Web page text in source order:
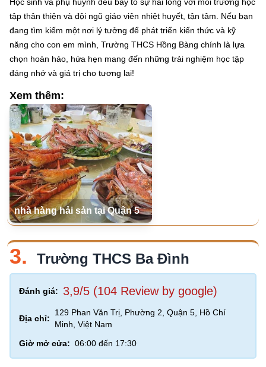
tập thân thiện và đội ngũ giáo viên nhiệt huyết, tận tâm. Nếu bạn
đang tìm kiếm một nơi lý tưởng để phát triển kiến thức và kỹ
năng cho con em mình, Trường THCS Hồng Bàng chính là lựa
chọn hoàn hảo, hứa hẹn mang đến những trải nghiệm học tập
đáng nhớ và giá trị cho tương lai!
Xem thêm:
nhà hàng hải sản tại Quận 5
3. Trường THCS Ba Đình
Đánh giá: 3,9/5 (104 Review by google)
Địa chỉ:
129 Phan Văn Trị, Phường 2, Quận 5, Hồ Chí
Minh, Việt Nam
Giờ mở cửa: 06:00 đến 17:30